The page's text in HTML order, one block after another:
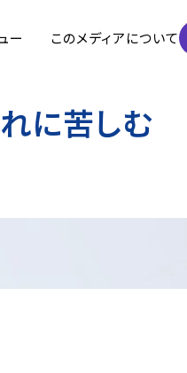
ー このメディアについて
に苦しむ